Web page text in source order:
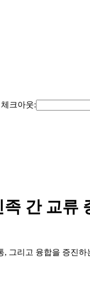
체크아웃:
간 교류
, 그리고 융합을 증진